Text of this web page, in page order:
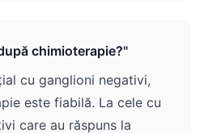
chimioterapie?"
cu ganglioni negativi,
este fiabilă. La cele cu
care au răspuns la